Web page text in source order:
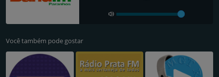
Você também pode gostar